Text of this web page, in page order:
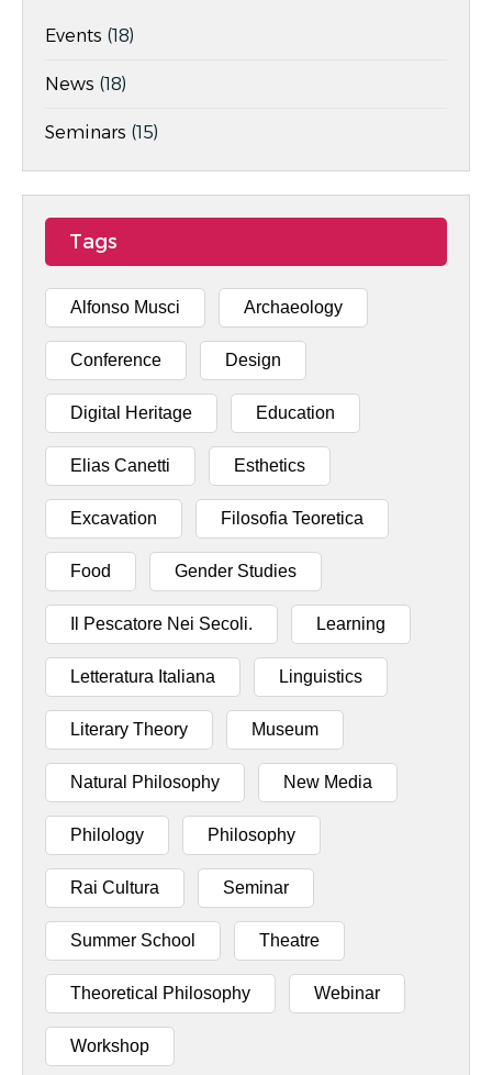
Events (18)
News (18)
Seminars (15)
Tags
Alfonso Musci Archaeology
Conference Design
Digital Heritage Education
Elias Canetti Esthetics
Excavation Filosofia Teoretica
Food Gender Studies
Il Pescatore Nei Secoli. Learning
Letteratura Italiana Linguistics
Literary Theory Museum
Natural Philosophy New Media
Philology Philosophy
Rai Cultura Seminar
Summer School Theatre
Theoretical Philosophy Webinar
Workshop